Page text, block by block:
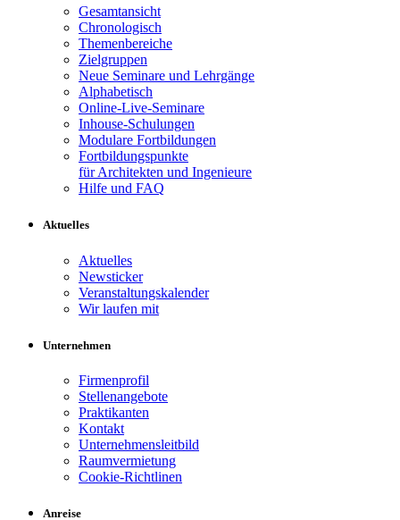
Gesamtansicht
Chronologisch
Themenbereiche
Zielgruppen
Neue Seminare und Lehrgänge
Alphabetisch
Online-Live-Seminare
Inhouse-Schulungen
Modulare Fortbildungen
Fortbildungspunkte
für Architekten und Ingenieure
Hilfe und FAQ
Aktuelles
Aktuelles
Newsticker
Veranstaltungskalender
Wir laufen mit
Unternehmen
Firmenprofil
Stellenangebote
Praktikanten
Kontakt
Unternehmensleitbild
Raumvermietung
Cookie-Richtlinen
Anreise